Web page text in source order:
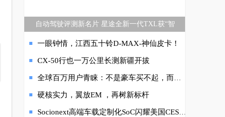
自动驾驶评测新名片 星途全新一代TXL获“智
一眼钟情，江西五十铃D-MAX-神仙皮卡！
CX-50行也一万公里长测新疆开拔
全球百万用户青睐：不是豪车买不起，而是艾瑞泽5更具性价比
硬核实力，翼放EM ，再树新标杆
Socionext高端车载定制化SoC闪耀美国CES2023